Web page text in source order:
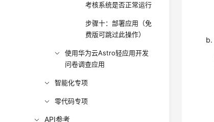
考核系统是否正常运行
步骤十：部署应用（免
费版可跳过此操作）
使用华为云Astro轻应用开发
问卷调查应用
智能化专项
零代码专项
API参考